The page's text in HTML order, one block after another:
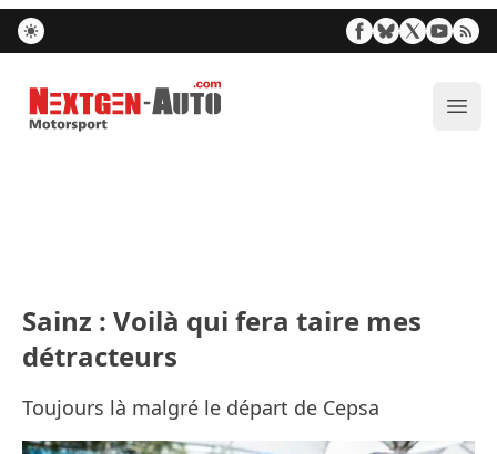
Nextgen-Auto.com
Sainz : Voilà qui fera taire mes
détracteurs
Toujours là malgré le départ de Cepsa